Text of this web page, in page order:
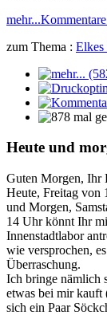
mehr...
zum Thema :
Heute und
Guten Morgen, Ihr
Heute, Freitag von
und Morgen,
14 Uhr könnt Ihr
Innenstadtlabor
wie versprochen,
Überraschung.
Ich bringe nämlich
etwas bei mir kauft
sich ein Paar